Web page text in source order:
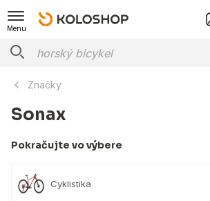
Menu
Značky
Sonax
Pokračujte vo výbere
Cyklistika